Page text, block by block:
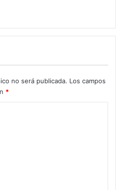
no será publicada. Los campos
*